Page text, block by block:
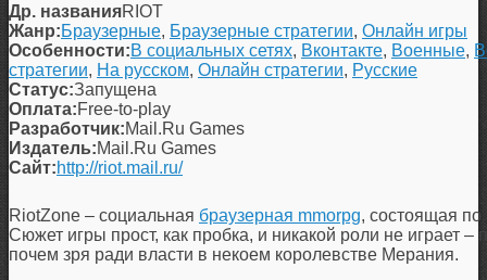
Др. названияRIOT
Жанр:Браузерные, Браузерные стратегии, Онлайн игры
Особенности:В социальных сетях, Вконтакте, Военные,
стратегии, На русском, Онлайн стратегии, Русские
Статус:Запущена
Оплата:Free-to-play
Разработчик:Mail.Ru Games
Издатель:Mail.Ru Games
Сайт:http://riot.mail.ru/
RiotZone – социальная браузерная mmorpg, состоящая
Сюжет игры прост, как пробка, и никакой роли не играет –
почем зря ради власти в некоем королевстве Мерания.